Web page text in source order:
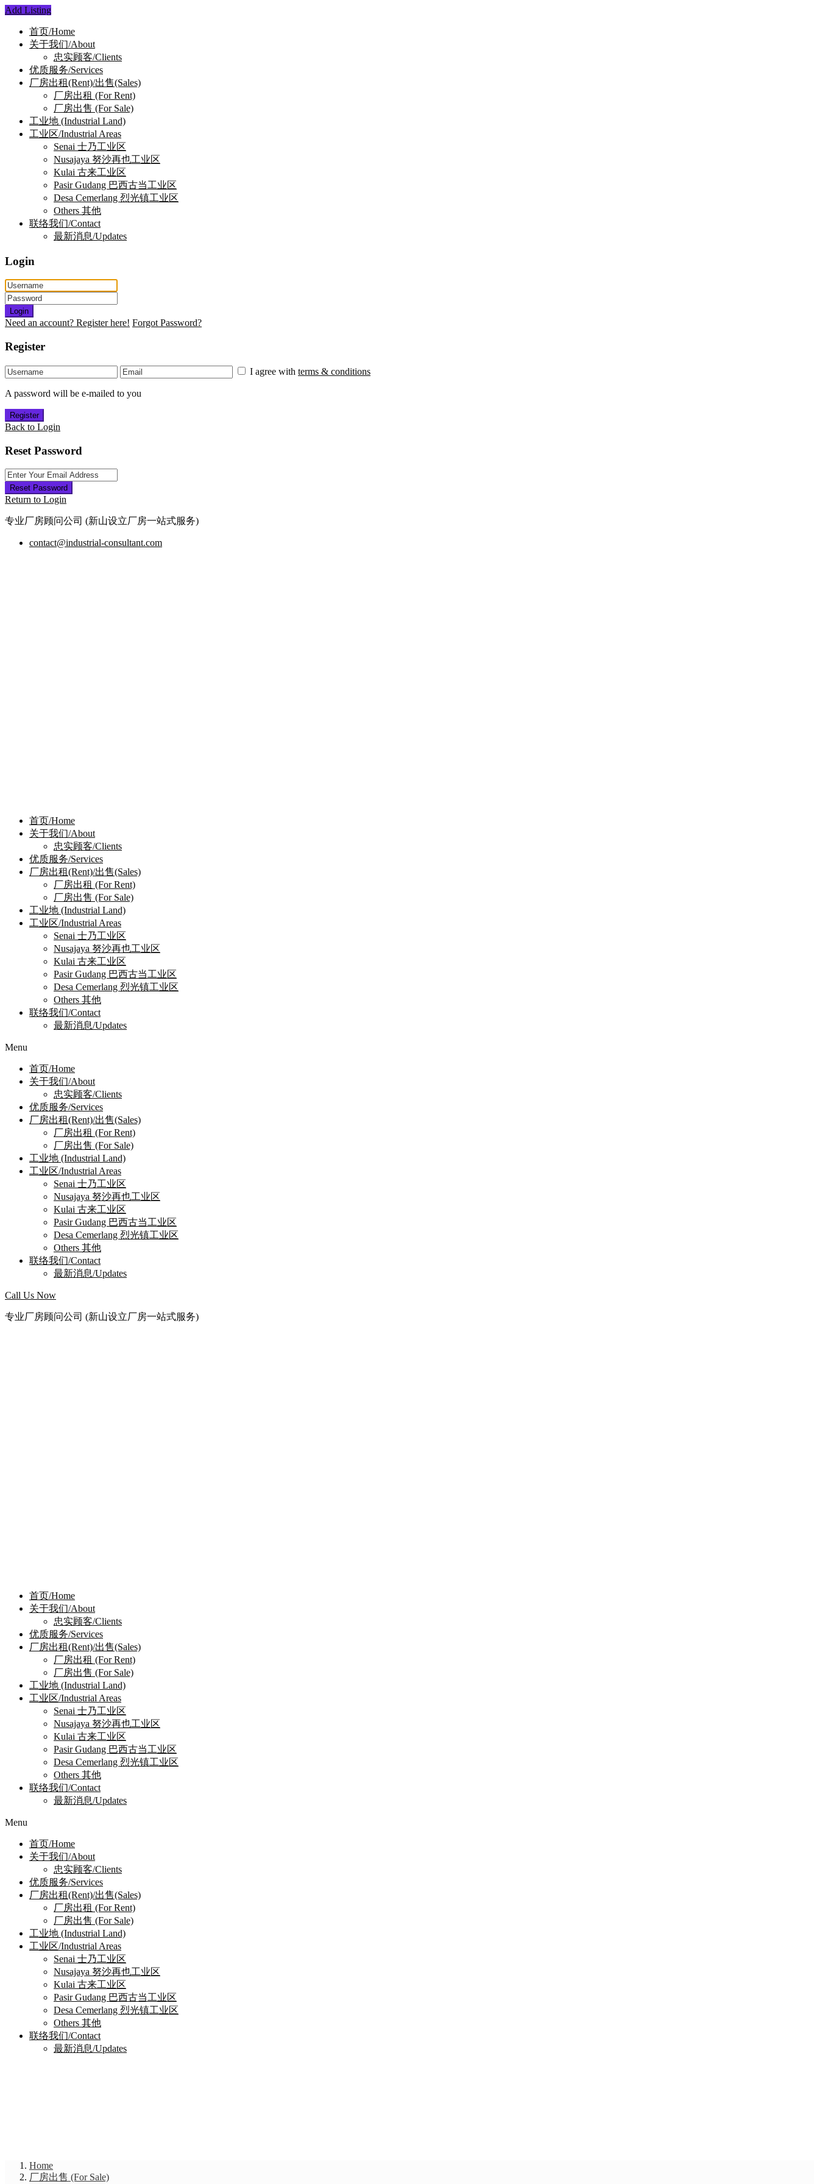
Add Listing
首页/Home
关于我们/About
忠实顾客/Clients
优质服务/Services
厂房出租(Rent)/出售(Sales)
厂房出租 (For Rent)
厂房出售 (For Sale)
工业地 (Industrial Land)
工业区/Industrial Areas
Senai 士乃工业区
Nusajaya 努沙再也工业区
Kulai 古来工业区
Pasir Gudang 巴西古当工业区
Desa Cemerlang 烈光镇工业区
Others 其他
联络我们/Contact
最新消息/Updates
Login
Login
Need an account? Register here! Forgot Password?
Register
I agree with terms & conditions
A password will be e-mailed to you
Register
Back to Login
Reset Password
Reset Password
Return to Login
专业厂房顾问公司 (新山设立厂房一站式服务)
contact@industrial-consultant.com
首页/Home
关于我们/About
忠实顾客/Clients
优质服务/Services
厂房出租(Rent)/出售(Sales)
厂房出租 (For Rent)
厂房出售 (For Sale)
工业地 (Industrial Land)
工业区/Industrial Areas
Senai 士乃工业区
Nusajaya 努沙再也工业区
Kulai 古来工业区
Pasir Gudang 巴西古当工业区
Desa Cemerlang 烈光镇工业区
Others 其他
联络我们/Contact
最新消息/Updates
Menu
首页/Home
关于我们/About
忠实顾客/Clients
优质服务/Services
厂房出租(Rent)/出售(Sales)
厂房出租 (For Rent)
厂房出售 (For Sale)
工业地 (Industrial Land)
工业区/Industrial Areas
Senai 士乃工业区
Nusajaya 努沙再也工业区
Kulai 古来工业区
Pasir Gudang 巴西古当工业区
Desa Cemerlang 烈光镇工业区
Others 其他
联络我们/Contact
最新消息/Updates
Call Us Now
专业厂房顾问公司 (新山设立厂房一站式服务)
首页/Home
关于我们/About
忠实顾客/Clients
优质服务/Services
厂房出租(Rent)/出售(Sales)
厂房出租 (For Rent)
厂房出售 (For Sale)
工业地 (Industrial Land)
工业区/Industrial Areas
Senai 士乃工业区
Nusajaya 努沙再也工业区
Kulai 古来工业区
Pasir Gudang 巴西古当工业区
Desa Cemerlang 烈光镇工业区
Others 其他
联络我们/Contact
最新消息/Updates
Menu
首页/Home
关于我们/About
忠实顾客/Clients
优质服务/Services
厂房出租(Rent)/出售(Sales)
厂房出租 (For Rent)
厂房出售 (For Sale)
工业地 (Industrial Land)
工业区/Industrial Areas
Senai 士乃工业区
Nusajaya 努沙再也工业区
Kulai 古来工业区
Pasir Gudang 巴西古当工业区
Desa Cemerlang 烈光镇工业区
Others 其他
联络我们/Contact
最新消息/Updates
Home
厂房出售 (For Sale)